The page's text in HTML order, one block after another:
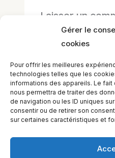
Gérer le
cookies
Pour offrir les meilleures
technologies telles que les
informations des appareils. Le
nous permettra de traiter des
de navigation ou les ID uniques
consentir ou de retirer son
sur certaines caractéristiques et
Laisser un
Vous devez vous
un commentaire.
EQUILIBIOS FORMATION